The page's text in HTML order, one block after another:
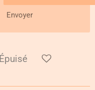
Envoyer
Épuisé